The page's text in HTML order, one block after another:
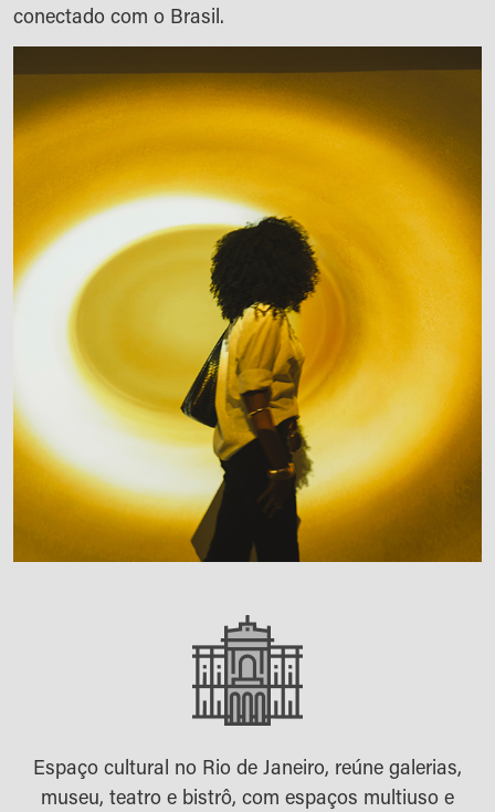
conectado com o Brasil.
Espaço cultural no Rio de Janeiro, reúne galerias,
museu, teatro e bistrô, com espaços multiuso e